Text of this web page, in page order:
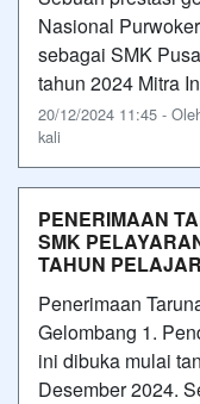
Nasional
sebagai SMK
tahun 2024 Mitra
20/12/2024 11:45 -
kali
PENERIMAAN
SMK
TAHUN
Penerimaan
Gelombang 1.
ini dibuka mulai
Desember 2024.